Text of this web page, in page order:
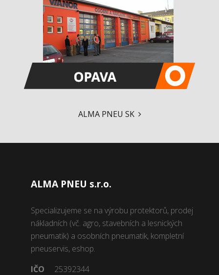
ALMA PNEU SK
ALMA PNEU s.r.o.
Specializujeme se na výrobu protektorů, prodej
nákladních (vč. agro, stavebních a lesnických
pneumatik) a osobních pneumatik, kompletní
pneuservis, eshop.
IČO
25392344